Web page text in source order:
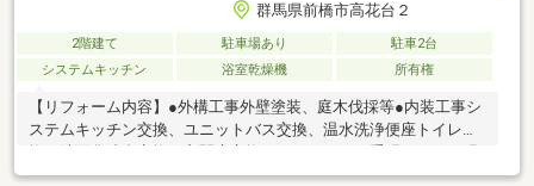
群馬県前橋市高花台２
2階建て 駐車場あり
駐車2台
システムキッチン
浴室乾燥機 所有権
【リフォーム内容】●外構工事外壁塗装、庭木伐採等●内装工事シ
ステムキッチン交換、ユニットバス交換、温水洗浄便座トイレ交
替、シューズボックス交換、建具交換、インターホン設置、火災